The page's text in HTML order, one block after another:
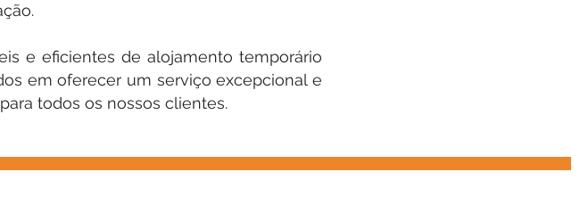
e eficientes de alojamento temporário
em oferecer um serviço excepcional e
todos os nossos clientes.